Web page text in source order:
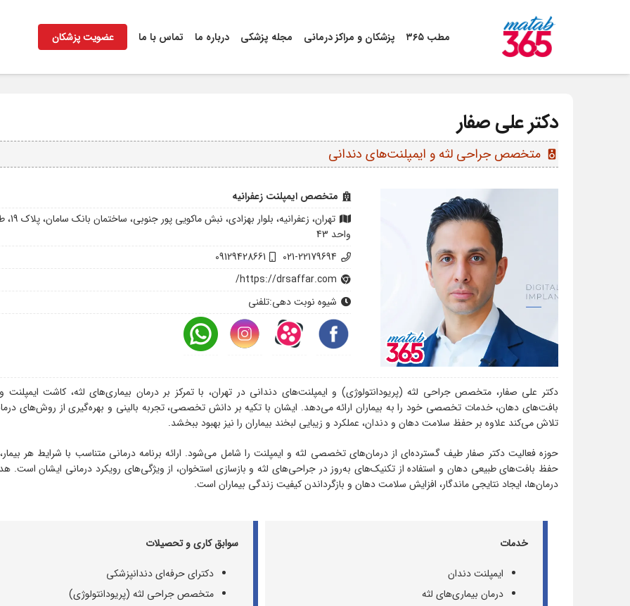
مطب ۳۶۵ پزشکان و مراکز درمانی مجله پزشکی درباره ما تماس با ما عضویت پزشکان
دکتر علی صفار
speaker متخصص جراحی لثه و ایمپلنت‌های دندانی
متخصص ایمپلنت زعفرانیه
واحد 43
021-22179694
09129428661
https://drsaffar.com/
شیوه نوبت دهی:تلفنی
دکتر علی صفار، متخصص جراحی لثه (پریودانتولوژی) و ایمپلنت‌های دندانی در تهران، با تمرکز بر درمان بیماری‌های لثه، کاشت ایمپلنت
بافت‌های دهان، خدمات تخصصی خود را به بیماران ارائه می‌دهد. ایشان با تکیه بر دانش تخصصی، تجربه بالینی و بهره‌گیری از روش‌های
تلاش می‌کند علاوه بر حفظ سلامت دهان و دندان، عملکرد و زیبایی لبخند بیماران را نیز بهبود ببخشد.
حوزه فعالیت دکتر صفار طیف گسترده‌ای از درمان‌های تخصصی لثه و ایمپلنت را شامل می‌شود. ارائه برنامه درمانی متناسب با شرایط هر
حفظ بافت‌های طبیعی دهان و استفاده از تکنیک‌های به‌روز در جراحی‌های لثه و بازسازی استخوان، از ویژگی‌های رویکرد درمانی ایشان است.
درمان‌ها، ایجاد نتایجی ماندگار، افزایش سلامت دهان و بازگرداندن کیفیت زندگی بیماران است.
خدمات
ایمپلنت دندان
درمان بیماری‌های لثه
سوابق کاری و تحصیلات
دکترای حرفه‌ای دندانپزشکی
متخصص جراحی لثه (پریودانتولوژی)